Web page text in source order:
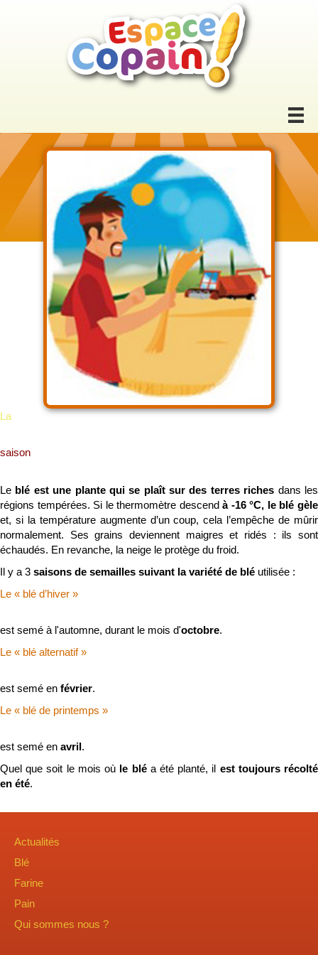
La
saison
Le blé est une plante qui se plaît sur des terres riches dans les
régions tempérées. Si le thermomètre descendà -16 °C, le blé gèle
et, si la température augmente d’un coup, cela l’empêche de mûrir
normalement. Ses grains deviennent maigres et ridés : ils sont
échaudés. En revanche, la neige le protège du froid.
Il y a 3 saisons de semailles suivant la variété de blé utilisée :
Le « blé d’hiver »
est semé à l'automne, durant le mois d'octobre.
Le « blé alternatif »
est semé en février.
Le « blé de printemps »
est semé en avril.
Quel que soit le mois où le bléa été planté, il est toujours récolté
en été.
Actualités
Blé
Farine
Pain
Qui sommes nous ?